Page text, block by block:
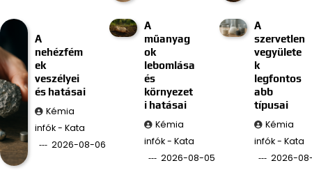
A
nehézfém
ek
veszélyei
és hatásai
Kémia
infók - Kata
2026-08-06
A
műanyag
ok
lebomlása
és
környezet
i hatásai
Kémia
infók - Kata
2026-08-05
A
szervetlen
vegyülete
k
legfontos
abb
típusai
Kémia
infók - Kata
2026-